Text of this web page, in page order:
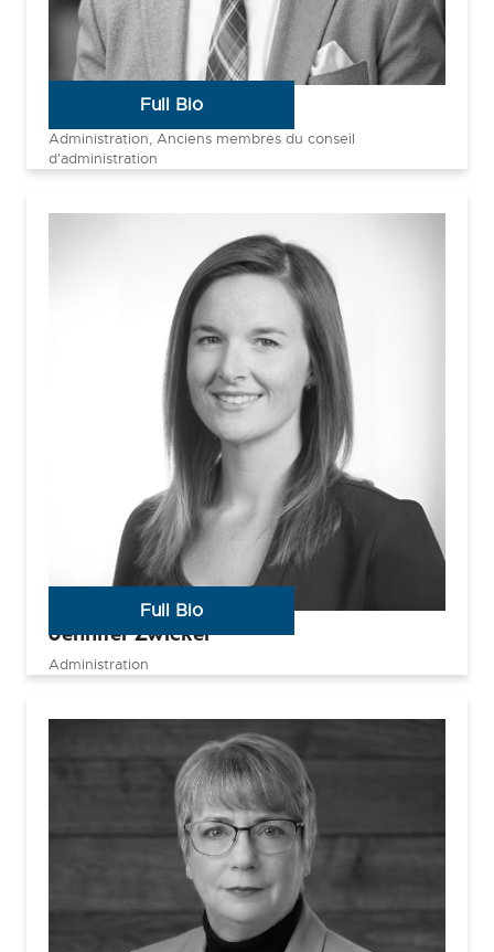
Geoff Pradella
Administration, Anciens membres du conseil
d'administration
Full Bio
Jennifer Zwicker
Administration
Full Bio